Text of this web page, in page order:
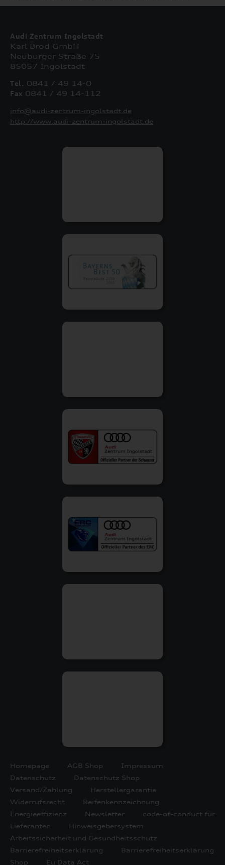
Audi Zentrum Ingolstadt
Karl Brod GmbH
Neuburger Straße 75
85057 Ingolstadt
Tel. 0841 / 49 14-0
Fax 0841 / 49 14-112
info@audi-zentrum-ingolstadt.de
http://www.audi-zentrum-ingolstadt.de
Homepage AGB Shop
Impressum
Datenschutz
Datenschutz Shop
Versand/Zahlung
Herstellergarantie
Widerrufsrecht
Reifenkennzeichnung
Energieeffizienz
Newsletter
code-of-conduct für
Lieferanten
Hinweisgebersystem
Arbeitssicherheit und Gesundheitsschutz
Barrierefreiheitserklärung
Barrierefreiheitserklärung
Shop
Eu Data Act